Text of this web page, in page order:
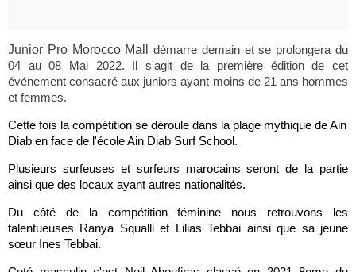
Junior Pro Morocco Mall
démarre demain et se prolongera du
04 au 08 Mai 2022. Il s'agit de la première édition de cet
événement consacré aux juniors ayant moins de 21 ans hommes
et femmes.
Cette fois la compétition se déroule dans la plage mythique de Ain
Diab en face de l'école Ain Diab Surf School.
Plusieurs surfeuses et surfeurs marocains seront de la partie
ainsi que des locaux ayant autres nationalités.
Du côté de la compétition féminine nous retrouvons les
talentueuses Ranya Squalli et Lilias Tebbai ainsi que sa jeune
sœur Ines Tebbai.